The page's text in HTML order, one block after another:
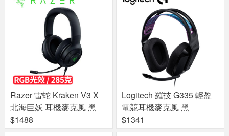
Razer 雷蛇 Kraken V3 X
北海巨妖 耳機麥克風 黑
$1488
Logitech 羅技 G335 輕盈
電競耳機麥克風 黑
$1341